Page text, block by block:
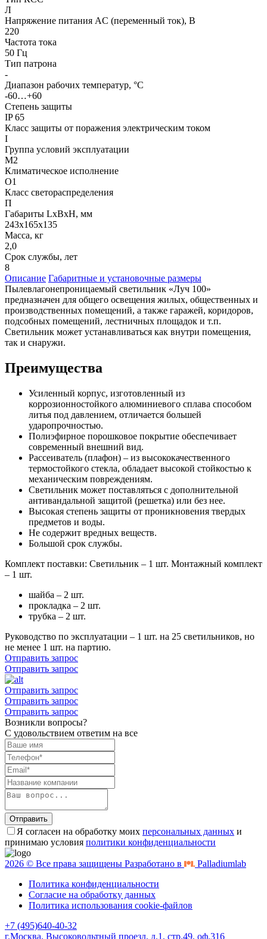
Л
Напряжение питания AC (переменный ток), В
220
Частота тока
50 Гц
Тип патрона
-
Диапазон рабочих температур, °С
-60…+60
Степень защиты
IP 65
Класс защиты от поражения электрическим током
I
Группа условий эксплуатации
М2
Климатическое исполнение
О1
Класс светораспределения
П
Габариты LxBxH, мм
243х165х135
Масса, кг
2,0
Срок службы, лет
8
Описание Габаритные и установочные размеры
Пылевлагонепроницаемый светильник «Луч 100»
предназначен для общего освещения жилых, общественных и
производственных помещений, а также гаражей, коридоров,
подсобных помещений, лестничных площадок и т.п.
Светильник может устанавливаться как внутри помещения,
так и снаружи.
Преимущества
Усиленный корпус, изготовленный из
коррозионностойкого алюминиевого сплава способом
литья под давлением, отличается большей
ударопрочностью.
Полиэфирное порошковое покрытие обеспечивает
современный внешний вид.
Рассеиватель (плафон) – из высококачественного
термостойкого стекла, обладает высокой стойкостью к
механическим повреждениям.
Светильник может поставляться с дополнительной
антивандальной защитой (решетка) или без нее.
Высокая степень защиты от проникновения твердых
предметов и воды.
Не содержит вредных веществ.
Большой срок службы.
Комплект поставки: Светильник – 1 шт. Монтажный комплект
– 1 шт.
шайба – 2 шт.
прокладка – 2 шт.
трубка – 2 шт.
Руководство по эксплуатации – 1 шт. на 25 светильников, но
не менее 1 шт. на партию.
Отправить запрос
Отправить запрос
Отправить запрос
Отправить запрос
Отправить запрос
Возникли вопросы?
С удовольствием ответим на все
Отправить
Я согласен на обработку моих персональных данных и
принимаю условия политики конфиденциальности
2026 © Все права защищены Разработано в
Palladiumlab
Политика конфиденциальности
Согласие на обработку данных
Политика использования cookie-файлов
+7 (495)640-40-32
г.Москва, Высоковольтный проезд, д.1, стр.49, оф.316